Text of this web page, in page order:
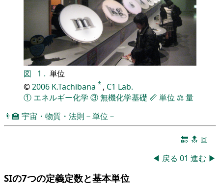
図 1 . 単位
©2006 K.Tachibana * , C1 Lab.
① エネルギー化学 ③無機化学基礎 📏 単位 ⚖️量
👨‍🏫 宇宙・物質・法則－単位－
🔚 🔝 📖
◀ 戻る 01 進む ▶
SIの7つの定義定数と基本単位